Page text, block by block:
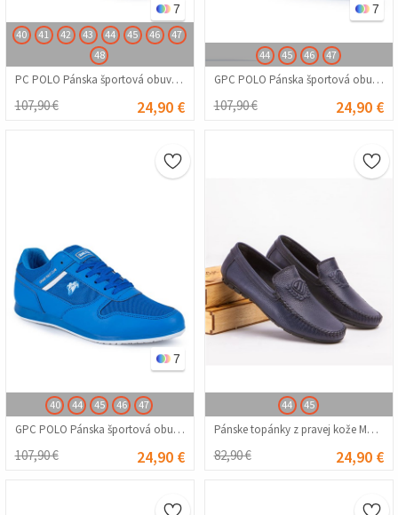
7
40 41 42 43 44 45 46
47
48
PC POLO Pánska športová obuv G – červená 20210835833
107,90 € 24,90 €
7
44 45 46 47
GPC POLO Pánska športová obuv – tmavomodrá 20210835830
107,90 € 24,90 €
7
40 44 45 46 47
GPC POLO Pánska športová obuv - modrá 20210835832
107,90 € 24,90 €
44 45
Pánske topánky z pravej kože Marwells - tmavo modré 2021512
82,90 € 24,90 €